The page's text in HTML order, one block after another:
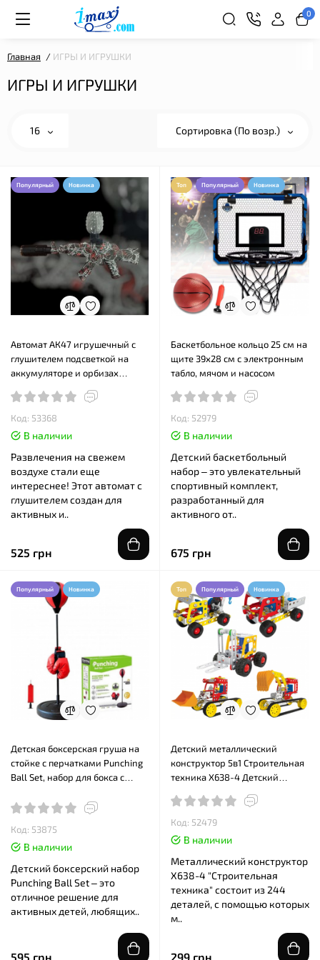
0
Главная ИГРЫ И ИГРУШКИ
ИГРЫ И ИГРУШКИ
16 Сортировка (По возр.)
Популярный Новинка
Автомат АК47 игрушечный с
глушителем подсветкой на
аккумуляторе и орбизах
Код: 53368
В наличии
Развлечения на свежем
воздухе стали еще
интереснее! Этот автомат с
глушителем создан для
активных и..
525 грн
Топ Популярный Новинка
Баскетбольное кольцо 25 см на
щите 39x28 см с электронным
табло, мячом и насосом
Код: 52979
В наличии
Детский баскетбольный
набор – это увлекательный
спортивный комплект,
разработанный для
активного от..
675 грн
Популярный Новинка
Детская боксерская груша на
стойке с перчатками Punching
Ball Set, набор для бокса с
Код: 53875
В наличии
Детский боксерский набор
Punching Ball Set – это
отличное решение для
активных детей, любящих..
595 грн
Топ Популярный Новинка
Детский металлический
конструктор 5в1 Строительная
техника X638-4 Детский
Код: 52479
В наличии
Металлический конструктор
X638-4 "Строительная
техника" состоит из 244
деталей, с помощью которых
м..
299 грн